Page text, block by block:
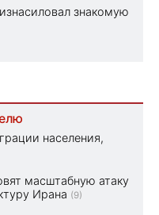
знакомую
населения,
масштабную атаку
Ирана (9)